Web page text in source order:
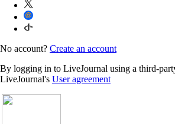
No account? Create an account
By logging in to LiveJournal using a third-
LiveJournal's User agreement